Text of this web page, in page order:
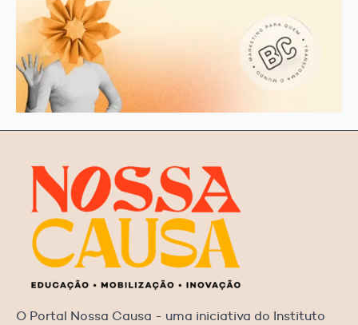
O Portal Nossa Causa - uma iniciativa do Instituto